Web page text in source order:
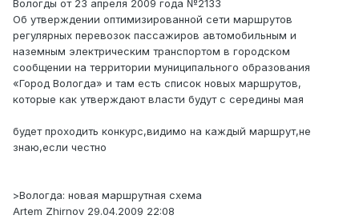
Вологды от 23 апреля 2009 года №2133
Об утверждении оптимизированной сети маршрутов
регулярных перевозок пассажиров автомобильным и
наземным электрическим транспортом в городском
сообщении на территории муниципального образования
«Город Вологда» и там есть список новых маршрутов,
которые как утверждают власти будут с середины мая
будет проходить конкурс,видимо на каждый маршрут,не
знаю,если честно
>Вологда: новая маршрутная схема
Artem Zhirnov 29.04.2009 22:08